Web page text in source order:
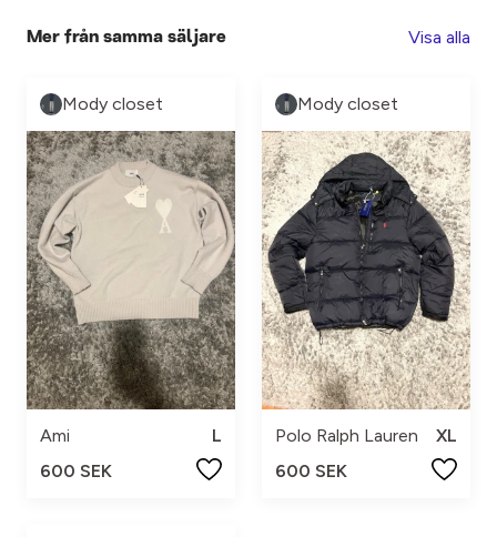
Mer från samma säljare Visa alla
Mody closet
Ami
L
600 SEK
Mody closet
Polo Ralph Lauren
XL
600 SEK